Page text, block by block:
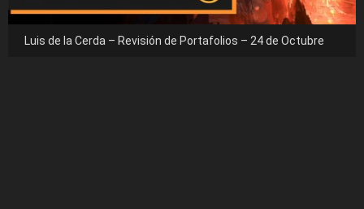
Luis de la Cerda – Revisión de Portafolios – 24 de Octubre